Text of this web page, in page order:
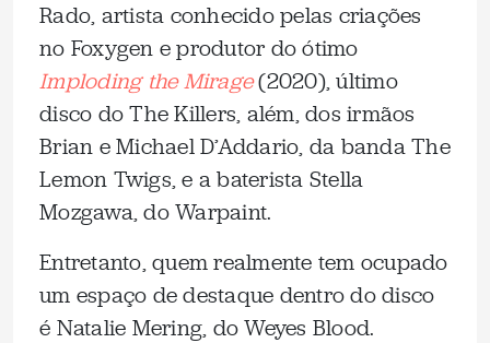
Rado, artista conhecido pelas criações
no Foxygen e produtor do ótimo
Imploding the Mirage(2020), último
disco do The Killers, além, dos irmãos
Brian e Michael D’Addario, da banda The
Lemon Twigs, e a baterista Stella
Mozgawa, do Warpaint.
Entretanto, quem realmente tem ocupado
um espaço de destaque dentro do disco
é Natalie Mering, do Weyes Blood.